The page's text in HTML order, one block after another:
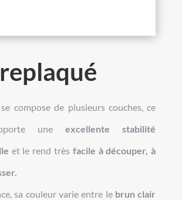
se compose de plusieurs couches, ce
uneexcellente stabilité
et le rend très facile à découper, à
sa couleur varie entre le brun clair